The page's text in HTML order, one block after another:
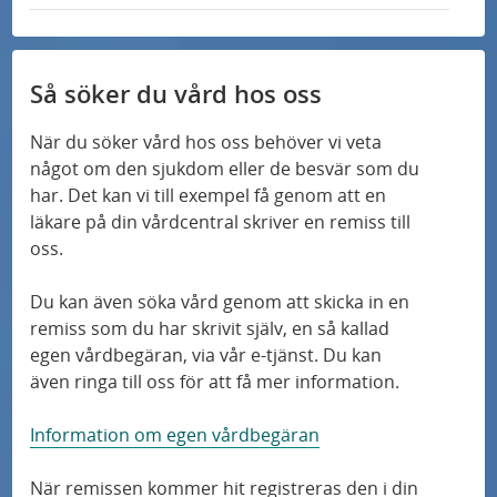
k
ä
n
k
r
n
L
ä
n
k
x
t
r
L
ä
n
k
Så söker du vård hos oss
När du söker vård hos oss behöver vi veta
något om den sjukdom eller de besvär som du
har. Det kan vi till exempel få genom att en
läkare på din vårdcentral skriver en remiss till
oss.
Du kan även söka vård genom att skicka in en
remiss som du har skrivit själv, en så kallad
egen vårdbegäran, via vår e-tjänst. Du kan
även ringa till oss för att få mer information.
Information om egen vårdbegäran
När remissen kommer hit registreras den i din